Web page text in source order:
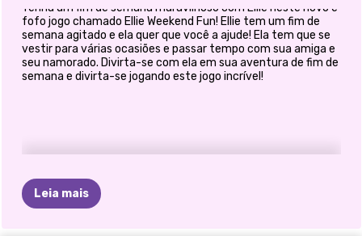
Tenha um fim de semana maravilhoso com Ellie neste novo e
fofo jogo chamado Ellie Weekend Fun! Ellie tem um fim de
semana agitado e ela quer que você a ajude! Ela tem que se
vestir para várias ocasiões e passar tempo com sua amiga e
seu namorado. Divirta-se com ela em sua aventura de fim de
semana e divirta-se jogando este jogo incrível!
Leia mais